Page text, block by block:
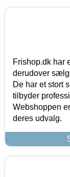
Frishop.dk har
derudover
De har et stort
tilbyder
Webshoppen
deres udvalg.